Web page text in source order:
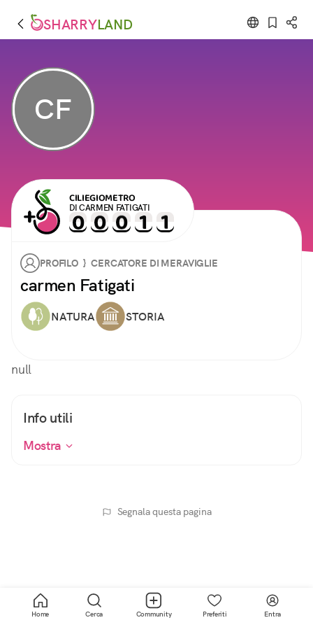
SHARRYLAND
CF
CILIEGIOMETRO
DI CARMEN FATIGATI
PROFILO } CERCATORE DI MERAVIGLIE
carmen Fatigati
NATURA STORIA
null
Info utili
Mostra
Segnala questa pagina
Home Cerca Community Preferiti Entra